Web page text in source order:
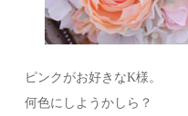
ピンクがお好きなK様。
何色にしようかしら？